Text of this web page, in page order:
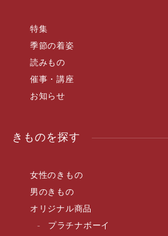
特集
季節の着姿
読みもの
催事・講座
お知らせ
きものを探す
女性のきもの
男のきもの
オリジナル商品
プラチナボーイ